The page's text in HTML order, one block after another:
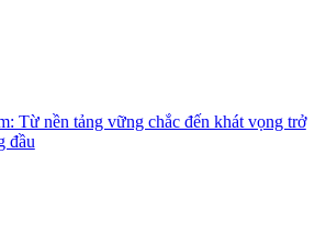
Từ nền tảng vững chắc đến khát vọng trở
đầu